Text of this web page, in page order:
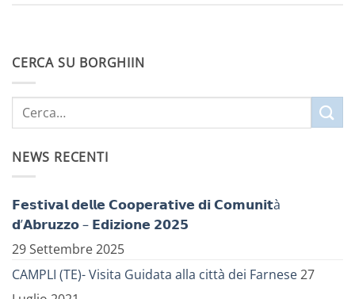
CERCA SU BORGHIIN
NEWS RECENTI
𝗙𝗲𝘀𝘁𝗶𝘃𝗮𝗹 𝗱𝗲𝗹𝗹𝗲 𝗖𝗼𝗼𝗽𝗲𝗿𝗮𝘁𝗶𝘃𝗲 𝗱𝗶 𝗖𝗼𝗺𝘂𝗻𝗶𝘁à
𝗱’𝗔𝗯𝗿𝘂𝘇𝘇𝗼 – 𝗘𝗱𝗶𝘇𝗶𝗼𝗻𝗲 𝟮𝟬𝟮𝟱
29 Settembre 2025
CAMPLI (TE)- Visita Guidata alla città dei Farnese27